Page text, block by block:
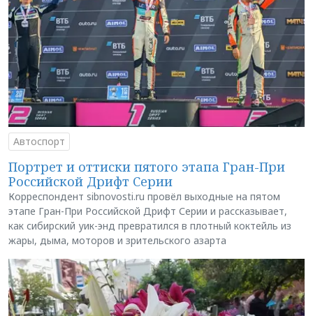
Автоспорт
Портрет и оттиски пятого этапа Гран-При
Российской Дрифт Серии
Корреспондент sibnovosti.ru провёл выходные на пятом
этапе Гран-При Российской Дрифт Серии и рассказывает,
как сибирский уик-энд превратился в плотный коктейль из
жары, дыма, моторов и зрительского азарта